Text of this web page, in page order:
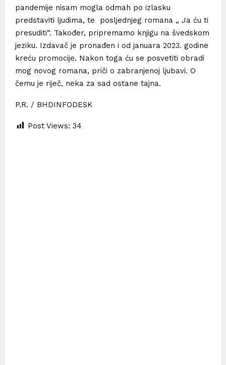
pandemije nisam mogla odmah po izlasku
predstaviti ljudima, te posljednjeg romana „ Ja ću ti
presuditi“. Također, pripremamo knjigu na švedskom
jeziku. Izdavač je pronađen i od januara 2023. godine
kreću promocije. Nakon toga ću se posvetiti obradi
mog novog romana, priči o zabranjenoj ljubavi. O
čemu je riječ, neka za sad ostane tajna.
P.R. / BHDINFODESK
Post Views: 34